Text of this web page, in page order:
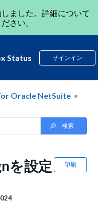
ました。詳細について
さい。
Status サインイン
Oracle NetSuite
印刷
を設定